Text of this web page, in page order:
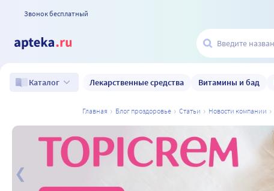
Звонок бесплатный
Каталог Лекарственные средства Витамины и бад
главная блог проздоровье статьи новости компании